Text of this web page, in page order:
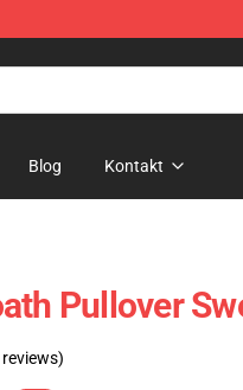
Blog Kontakt
Pullover